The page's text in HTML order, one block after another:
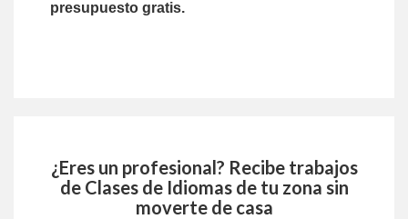
presupuesto gratis.
¿Eres un profesional? Recibe trabajos
de Clases de Idiomasde tu zona sin
moverte de casa